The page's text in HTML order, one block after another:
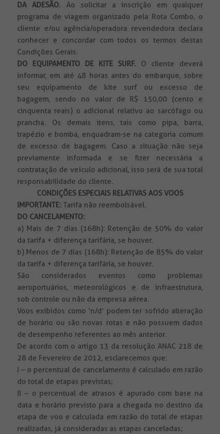
DA ADESÃO. Ao solicitar a inscrição em qualquer
programa de viagem organizado pela Rota Combo, o
cliente e/ou agência/operadora revendedora declara
conhecer e concordar com todos os termos destas
Condições Gerais.
DO EQUIPAMENTO DE KITE SURF. O cliente deverá
informar, em até 48 horas antes do embarque, sobre
seu equipamento de kite surf ou excesso de
bagagem, sendo no valor de R$ 150,00 (cento e
cinquenta reais) o adicional relativo ao sarcófago ou
prancha. Os demais itens, tais como pipa, barra,
trapézio e bomba, enquadram-se na categoria comum
de excesso de bagagem. Caso a situação não seja
previamente informada e se fizer necessária a
contratação de veículo adicional, isso será de sua total
responsabilidade do cliente.
CONDIÇÕES ESPECIAIS RELATIVAS AOS VOOS
IMPORTANTE: Tarifa não reembolsável.
DO CANCELAMENTO:
a) Mais de 7 dias (168h): Retenção de 50% do valor
da tarifa + diferença tarifária, se houver.
b) Menos de 7 dias (168h): Retenção de 85% do valor
da tarifa + diferença tarifária, se houver.
São considerados eventos como problemas
aeroportuários, meteorológicos e de infraestrutura,
sob controle ou não da empresa aérea.
Voos exibidos como ‘n/d’ podem ter sofrido alteração
de horário ou são novas rotas e não possuem dados
de desempenho referentes ao mês anterior.
De acordo com o artigo 13 da resolução ANAC 218 de
28 de Fevereiro de 2012, esclarecemos que:
I – o percentual de cancelamento é calculado em razão
do total de etapas previstas;
II – o percentual de atrasos é apurado com base na
data e horário previsto para a chegada no destino da
etapa de voo e calculada em razão do total de etapas
realizadas, já consideradas as etapas canceladas;